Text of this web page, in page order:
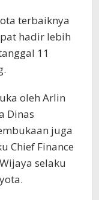
terbaiknya
hadir lebih
11
oleh Arlin
Dinas
juga
Chief Finance
selaku